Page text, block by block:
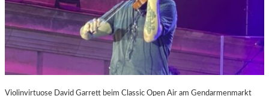
Violinvirtuose David Garrett beim Classic Open Air am Gendarmenmarkt